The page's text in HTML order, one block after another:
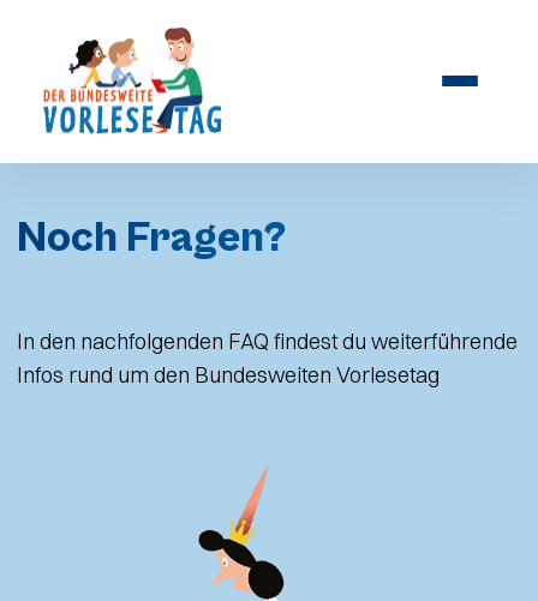
Noch Fragen?
In den nachfolgenden FAQ findest du weiterführende
Infos rund um den Bundesweiten Vorlesetag